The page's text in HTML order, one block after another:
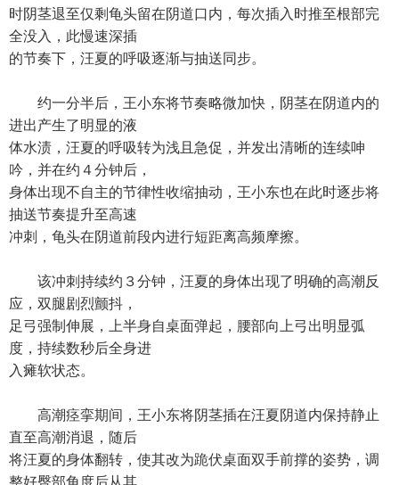
时阴茎退至仅剩龟头留在阴道口内，每次插入时推至根部完
全没入，此慢速深插
的节奏下，汪夏的呼吸逐渐与抽送同步。
约一分半后，王小东将节奏略微加快，阴茎在阴道内的
进出产生了明显的液
体水渍，汪夏的呼吸转为浅且急促，并发出清晰的连续呻
吟，并在约４分钟后，
身体出现不自主的节律性收缩抽动，王小东也在此时逐步将
抽送节奏提升至高速
冲刺，龟头在阴道前段内进行短距离高频摩擦。
该冲刺持续约３分钟，汪夏的身体出现了明确的高潮反
应，双腿剧烈颤抖，
足弓强制伸展，上半身自桌面弹起，腰部向上弓出明显弧
度，持续数秒后全身进
入瘫软状态。
高潮痉挛期间，王小东将阴茎插在汪夏阴道内保持静止
直至高潮消退，随后
将汪夏的身体翻转，使其改为跪伏桌面双手前撑的姿势，调
整好臀部角度后从其